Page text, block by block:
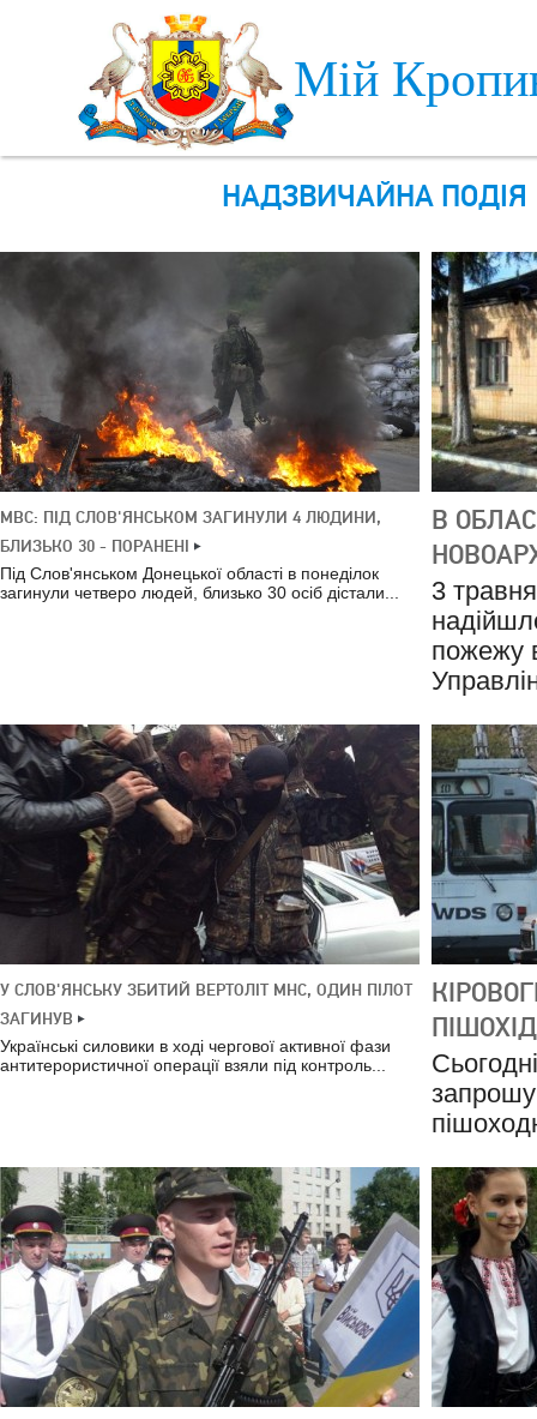
Мій
НАДЗВИЧАЙНА ПОДІЯ
МВС: ПІД СЛОВ'ЯНСЬКОМ ЗАГИНУЛИ 4 ЛЮДИНИ,
БЛИЗЬКО 30 - ПОРАНЕНІ
Під Слов'янськом Донецької області в понеділок
загинули четверо людей, близько 30 осіб дістали...
В
3
пожежу
У СЛОВ'ЯНСЬКУ ЗБИТИЙ ВЕРТОЛІТ МНС, ОДИН ПІЛОТ
ЗАГИНУВ
Українські силовики в ході чергової активної фази
антитерористичної операції взяли під контроль...